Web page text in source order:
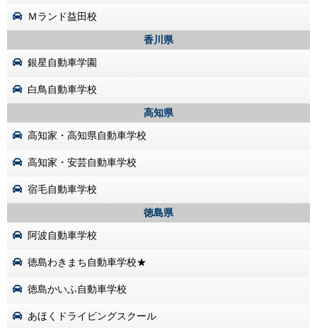
Ｍランド益田校
香川県
銀星自動車学園
白鳥自動車学校
高知県
高知家・高知県自動車学校
高知家・安芸自動車学校
宿毛自動車学校
徳島県
阿波自動車学校
徳島わきまち自動車学校★
徳島かいふ自動車学校
あほくドライビングスクール